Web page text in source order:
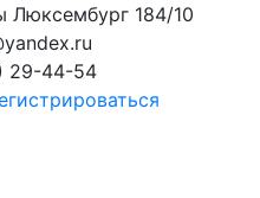
Люксембург 184/10
29-44-54